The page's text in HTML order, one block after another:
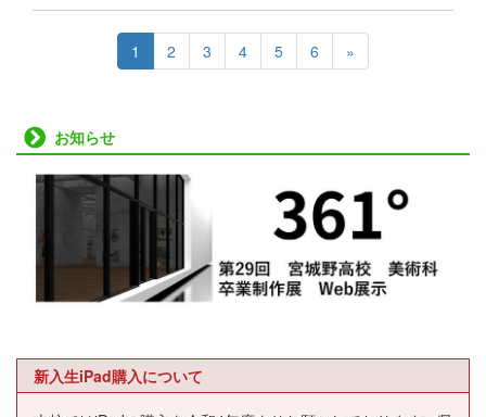
1 2 3 4 5 6 »
お知らせ
新入生iPad購入について